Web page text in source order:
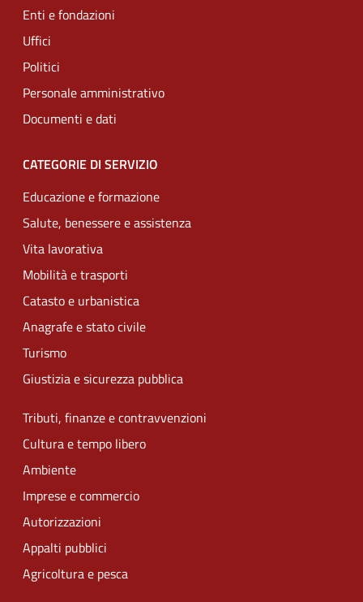
Enti e fondazioni
Uffici
Politici
Personale amministrativo
Documenti e dati
CATEGORIE DI SERVIZIO
Educazione e formazione
Salute, benessere e assistenza
Vita lavorativa
Mobilità e trasporti
Catasto e urbanistica
Anagrafe e stato civile
Turismo
Giustizia e sicurezza pubblica
Tributi, finanze e contravvenzioni
Cultura e tempo libero
Ambiente
Imprese e commercio
Autorizzazioni
Appalti pubblici
Agricoltura e pesca